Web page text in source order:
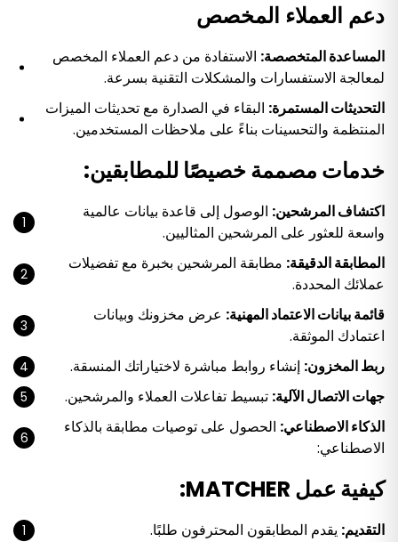
دعم العملاء المخصص
المساعدة المتخصصة: الاستفادة من دعم العملاء المخصص
لمعالجة الاستفسارات والمشكلات التقنية بسرعة.
التحديثات المستمرة: البقاء في الصدارة مع تحديثات الميزات
المنتظمة والتحسينات بناءً على ملاحظات المستخدمين.
خدمات مصممة خصيصًا للمطابقين:
اكتشاف المرشحين: الوصول إلى قاعدة بيانات عالمية
واسعة للعثور على المرشحين المثاليين.
المطابقة الدقيقة: مطابقة المرشحين بخبرة مع تفضيلات
عملائك المحددة.
قائمة بيانات الاعتماد المهنية: عرض مخزونك وبيانات
اعتمادك الموثقة.
ربط المخزون: إنشاء روابط مباشرة لاختياراتك المنسقة.
جهات الاتصال الآلية: تبسيط تفاعلات العملاء والمرشحين.
الذكاء الاصطناعي: الحصول على توصيات مطابقة بالذكاء
الاصطناعي:
كيفية عمل MATCHER:
التقديم: يقدم المطابقون المحترفون طلبًا.